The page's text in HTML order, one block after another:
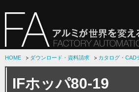
HOME ダウンロード・資料請求 カタログ・CAD
IFホッパ80-19